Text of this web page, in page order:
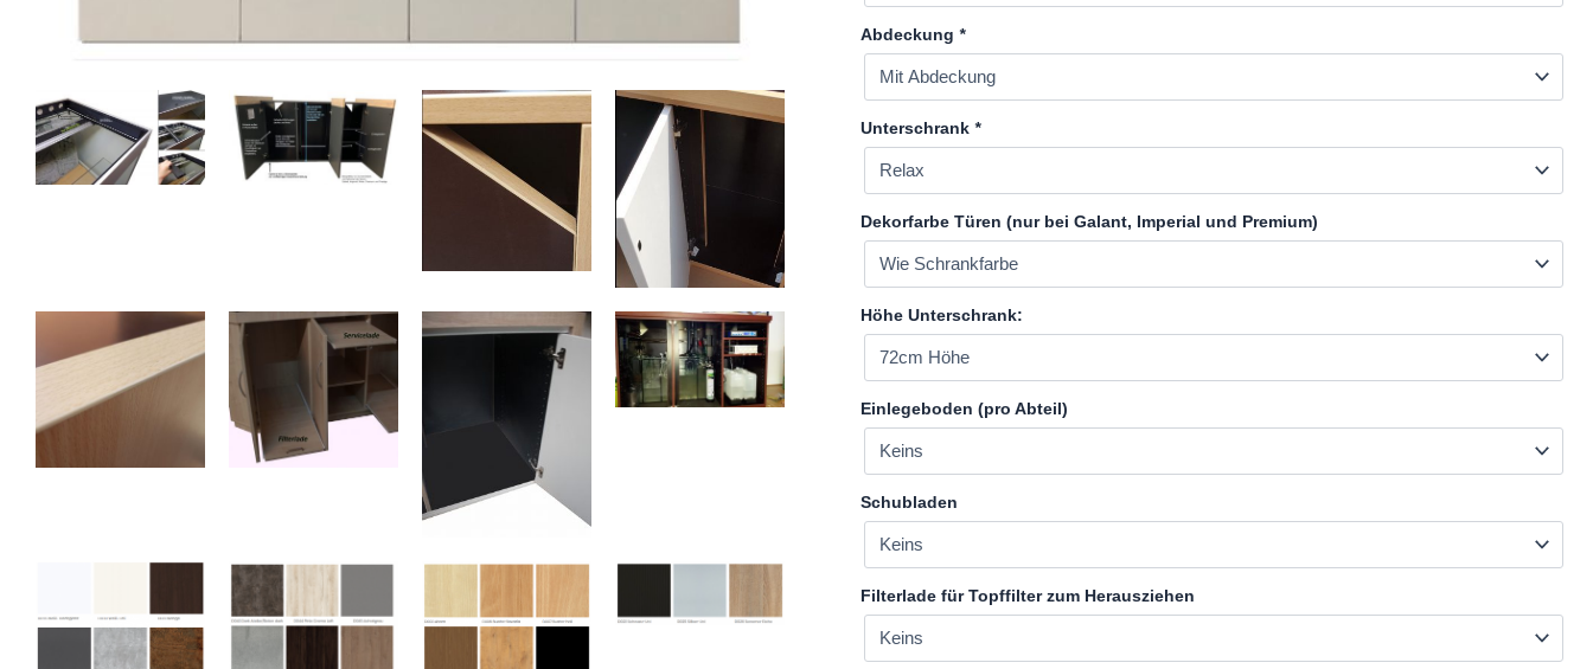
Abdeckung*
Unterschrank*
Dekorfarbe Türen (nur bei Galant, Imperial und Premium)
Höhe Unterschrank:
Einlegeboden (pro Abteil)
Schubladen
Filterlade für Topffilter zum Herausziehen